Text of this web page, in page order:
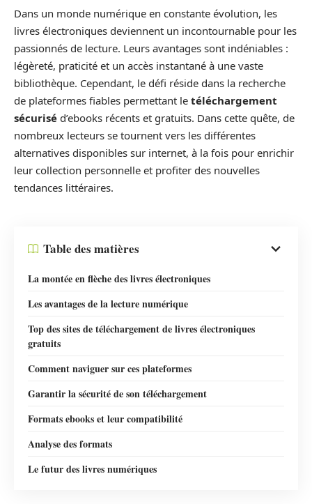
Dans un monde numérique en constante évolution, les
livres électroniques deviennent un incontournable pour les
passionnés de lecture. Leurs avantages sont indéniables :
légèreté, praticité et un accès instantané à une vaste
bibliothèque. Cependant, le défi réside dans la recherche
de plateformes fiables permettant le téléchargement
sécurisé d’ebooks récents et gratuits. Dans cette quête, de
nombreux lecteurs se tournent vers les différentes
alternatives disponibles sur internet, à la fois pour enrichir
leur collection personnelle et profiter des nouvelles
tendances littéraires.
Table des matières
La montée en flèche des livres électroniques
Les avantages de la lecture numérique
Top des sites de téléchargement de livres électroniques
gratuits
Comment naviguer sur ces plateformes
Garantir la sécurité de son téléchargement
Formats ebooks et leur compatibilité
Analyse des formats
Le futur des livres numériques